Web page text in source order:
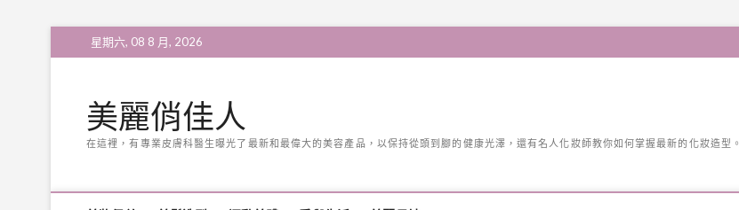
to
星期六, 08 8 月, 2026
美麗俏佳人
在這裡，有專業皮膚科醫生曝光了最新和最偉大的美容產品，以保持從頭到腳的健康光澤，還有名人化妝師教你如何掌握最新的化妝造型。